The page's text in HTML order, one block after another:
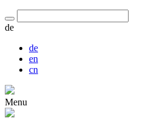
de
de
en
cn
Menu